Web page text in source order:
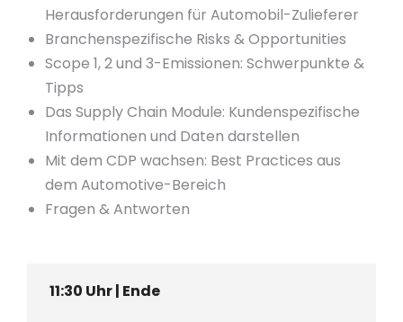
Herausforderungen für Automobil-Zulieferer
Branchenspezifische Risks & Opportunities
Scope 1, 2 und 3-Emissionen: Schwerpunkte &
Tipps
Das Supply Chain Module: Kundenspezifische
Informationen und Daten darstellen
Mit dem CDP wachsen: Best Practices aus
dem Automotive-Bereich
Fragen & Antworten
11:30 Uhr | Ende